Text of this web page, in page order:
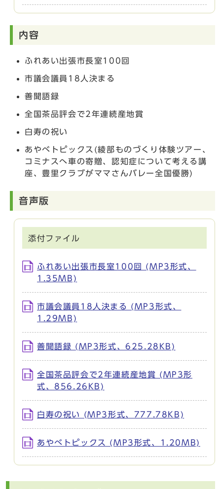
内容
ふれあい出張市長室100回
市議会議員18人決まる
善聞語録
全国茶品評会で2年連続産地賞
白寿の祝い
あやべトピックス(綾部ものづくり体験ツアー、
コミナスへ車の寄贈、認知症について考える講
座、豊里クラブがママさんバレー全国優勝)
音声版
添付ファイル
ふれあい出張市長室100回 (MP3形式、
1.35MB)
市議会議員18人決まる (MP3形式、
1.29MB)
善聞語録 (MP3形式、625.28KB)
全国茶品評会で2年連続産地賞 (MP3形
式、856.26KB)
白寿の祝い (MP3形式、777.78KB)
あやべトピックス (MP3形式、1.20MB)